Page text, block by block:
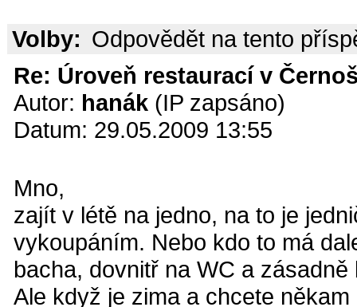
Volby: Odpovědět na tento
Re: Úroveň restaurací v
Autor: hanák (IP zapsáno)
Datum: 29.05.2009 13:55
Mno,
zajít v létě na jedno, na to je
vykoupáním. Nebo kdo to má
bacha, dovnitř na WC a
Ale když je zima a chcete